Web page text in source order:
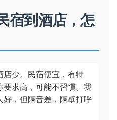
宿到酒店，怎
店少。民宿便宜，有特
要求高，可能不習慣。我
好，但隔音差，隔壁打呼